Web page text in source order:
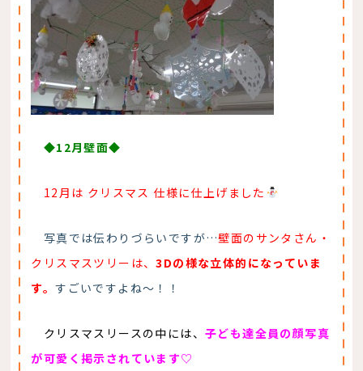
◆12月壁面◆
12月は クリスマス 仕様に仕上げました
写真では伝わりづらいですが…壁面のサンタさん・
クリスマスツリーは、3Dの様な立体的になっていま
す。すごいですよね～！！
クリスマスリースの中には、子ども達全員の顔写真
が可愛く掲示されています♡